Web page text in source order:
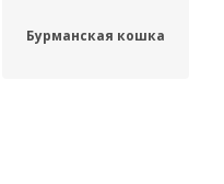
Бурманская кошка